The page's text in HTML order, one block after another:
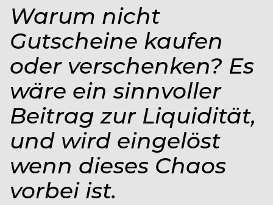
Warum nicht
Gutscheine kaufen
oder verschenken? Es
wäre ein sinnvoller
Beitrag zur Liquidität,
und wird eingelöst
wenn dieses Chaos
vorbei ist.